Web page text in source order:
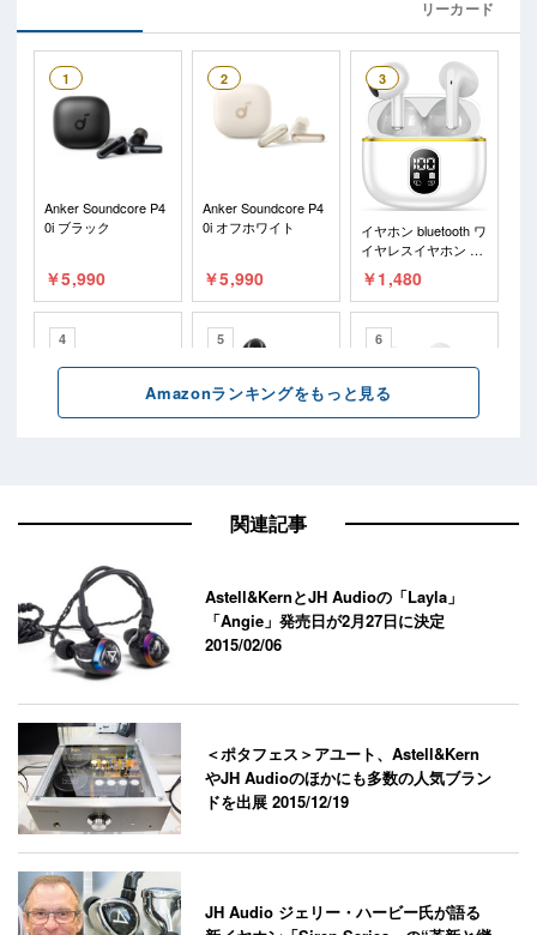
関連記事
Astell&KernとJH Audioの「Layla」
「Angie」発売日が2月27日に決定
2015/02/06
＜ポタフェス＞アユート、Astell&Kern
やJH Audioのほかにも多数の人気ブラン
ドを出展2015/12/19
JH Audio ジェリー・ハービー氏が語る